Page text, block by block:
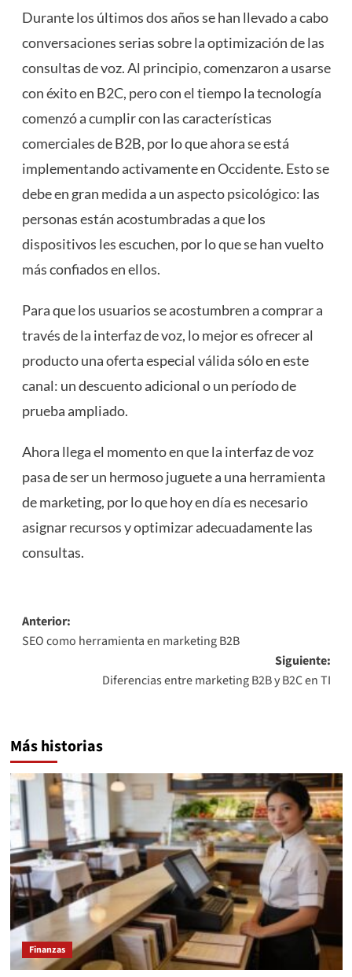
Durante los últimos dos años se han llevado a cabo
conversaciones serias sobre la optimización de las
consultas de voz. Al principio, comenzaron a usarse
con éxito en B2C, pero con el tiempo la tecnología
comenzó a cumplir con las características
comerciales de B2B, por lo que ahora se está
implementando activamente en Occidente. Esto se
debe en gran medida a un aspecto psicológico: las
personas están acostumbradas a que los
dispositivos les escuchen, por lo que se han vuelto
más confiados en ellos.
Para que los usuarios se acostumbren a comprar a
través de la interfaz de voz, lo mejor es ofrecer al
producto una oferta especial válida sólo en este
canal: un descuento adicional o un período de
prueba ampliado.
Ahora llega el momento en que la interfaz de voz
pasa de ser un hermoso juguete a una herramienta
de marketing, por lo que hoy en día es necesario
asignar recursos y optimizar adecuadamente las
consultas.
Navegación
de
entradas
Anterior:
SEO como herramienta en marketing B2B
Siguiente:
Diferencias entre marketing B2B y B2C en TI
Más historias
Finanzas